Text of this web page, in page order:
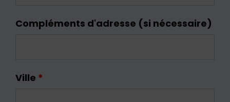
Compléments d'adresse (si nécessaire)
Ville *